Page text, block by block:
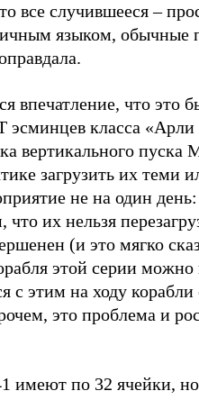
все случившееся –
языком, обычные
впечатление, что это
класса «Арли
вертикального пуска
загрузить их теми
не на один
их нельзя
(и это мягко
этой серии можно
с этим на ходу
это проблема и
имеют по 32 ячейки,